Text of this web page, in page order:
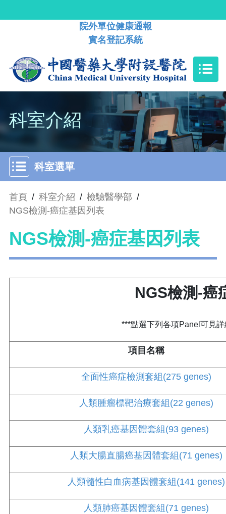
院外單位健康通報
實名登記系統
科室介紹
科室選單
首頁 / 科室介紹 / 檢驗醫學部 /
NGS檢測-癌症基因列表
NGS檢測-癌症基因列表
NGS檢測-癌
***點選下列各項Panel可見
項目名稱
全面性癌症檢測套組(275 genes)
人類腫瘤標靶治療套組(22 genes)
人類乳癌基因體套組(93 genes)
人類大腸直腸癌基因體套組(71 genes)
人類髓性白血病基因體套組(141 genes)
人類肺癌基因體套組(71 genes)